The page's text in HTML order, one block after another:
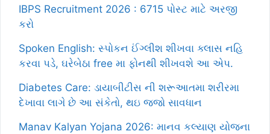
IBPS Recruitment 2026 : 6715 પોસ્ટ માટે અરજી
કરો
Spoken English: સ્પોકન ઈંગ્લીશ શીખવા ક્લાસ નહિ
કરવા પડે, ઘરેબેઠા free મા ફોનથી શીખવશે આ એપ.
Diabetes Care: ડાયાબીટીસ ની શરૂઆતમા શરીરમા
દેખાવા લાગે છે આ સંકેતો, થઇ જજો સાવધાન
Manav Kalyan Yojana 2026: માનવ કલ્યાણ યોજના